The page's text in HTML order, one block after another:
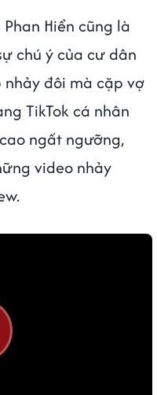
Hiển cũng là
chú ý của cư dân
đôi mà cặp vợ
TikTok cá nhân
ngất ngưỡng,
video nhảy